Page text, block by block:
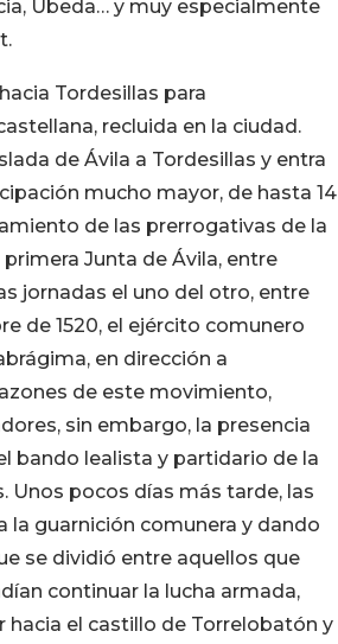
Úbeda… y muy especialmente
Tordesillas para
recluida en la ciudad.
de Ávila a Tordesillas y entra
mucho mayor, de hasta 14
de las prerrogativas de la
Junta de Ávila, entre
jornadas el uno del otro, entre
de 1520, el ejército comunero
en dirección a
de este movimiento,
sin embargo, la presencia
bando lealista y partidario de la
Unos pocos días más tarde, las
la guarnición comunera y dando
se dividió entre aquellos que
continuar la lucha armada,
hacia el castillo de Torrelobatón y